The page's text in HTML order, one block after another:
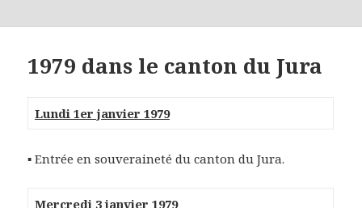
1979 dans le canton du Jura
Lundi 1er janvier 1979
▪Entrée en souveraineté du canton du Jura.
Mercredi 3 janvier 1979